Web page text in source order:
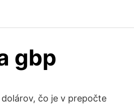
gbp
čo je v prepočte